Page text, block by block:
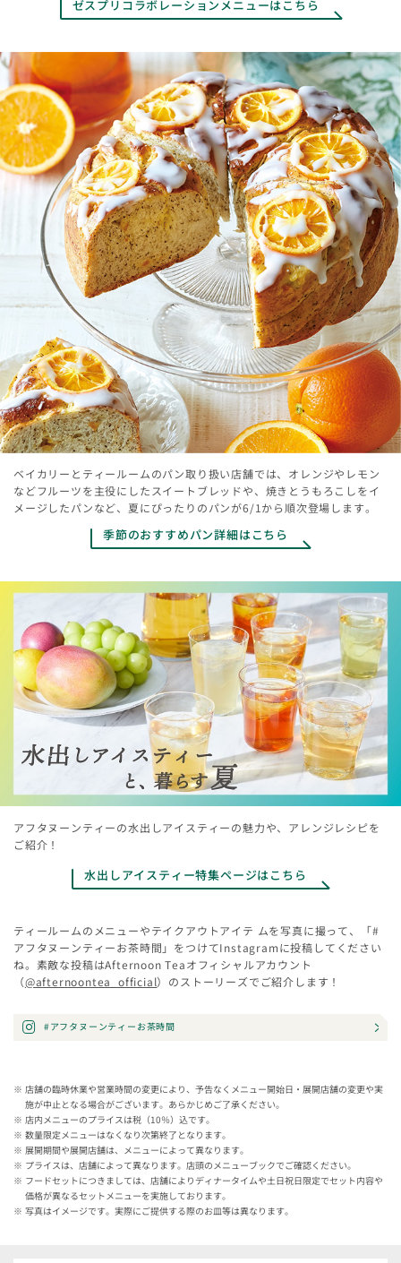
ゼスプリコラボレーションメニューはこちら
ベイカリーとティールームのパン取り扱い店舗では、オレンジやレモン
などフルーツを主役にしたスイートブレッドや、焼きとうもろこしをイ
メージしたパンなど、夏にぴったりのパンが6/1から順次登場します。
季節のおすすめパン詳細はこちら
アフタヌーンティーの水出しアイスティーの魅力や、アレンジレシピを
ご紹介！
水出しアイスティー特集ページはこちら
ティールームのメニューやテイクアウトアイテ ムを写真に撮って、「#
アフタヌーンティーお茶時間」をつけてInstagramに投稿してください
ね。素敵な投稿はAfternoon Teaオフィシャルアカウント
（@afternoontea_official）のストーリーズでご紹介します！
#アフタヌーンティーお茶時間
店舗の臨時休業や営業時間の変更により、予告なくメニュー開始日・展開店舗の変更や実
施が中止となる場合がございます。あらかじめご了承ください。
店内メニューのプライスは税（10％）込です。
数量限定メニューはなくなり次第終了となります。
展開期間や展開店舗は、メニューによって異なります。
プライスは、店舗によって異なります。店頭のメニューブックでご確認ください。
フードセットにつきましては、店舗によりディナータイムや土日祝日限定でセット内容や
価格が異なるセットメニューを実施しております。
写真はイメージです。実際にご提供する際のお皿等は異なります。